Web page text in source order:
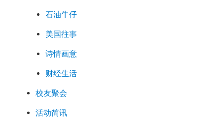
石油牛仔
美国往事
诗情画意
财经生活
校友聚会
活动简讯